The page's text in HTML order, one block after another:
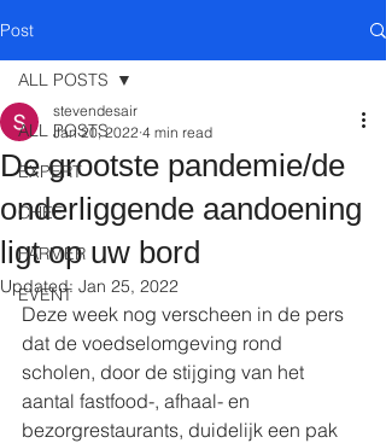
Post
ALL POSTS
EXPERT
CHEF
FARMER
EVENT
ALL POSTS
De grootste pandemie/de
onderliggende aandoening
ligt op uw bord
stevendesair
Jan 20, 2022 4 min read
Updated: Jan 25, 2022
Deze week nog verscheen in de pers
dat de voedselomgeving rond
scholen, door de stijging van het
aantal fastfood-, afhaal- en
bezorgrestaurants, duidelijk een pak